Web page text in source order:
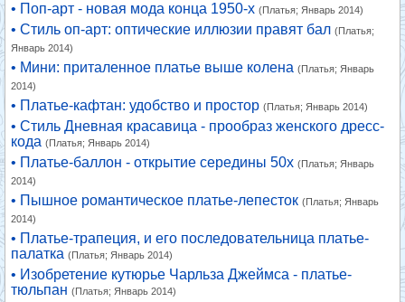
• Поп-арт - новая мода конца 1950-х (Платья; Январь 2014)
• Стиль оп-арт: оптические иллюзии правят бал (Платья;
Январь 2014)
• Мини: приталенное платье выше колена (Платья; Январь
2014)
• Платье-кафтан: удобство и простор (Платья; Январь 2014)
• Стиль Дневная красавица - прообраз женского дресс-
кода (Платья; Январь 2014)
• Платье-баллон - открытие середины 50х (Платья; Январь
2014)
• Пышное романтическое платье-лепесток (Платья; Январь
2014)
• Платье-трапеция, и его последовательница платье-
палатка (Платья; Январь 2014)
• Изобретение кутюрье Чарльза Джеймса - платье-
тюльпан (Платья; Январь 2014)